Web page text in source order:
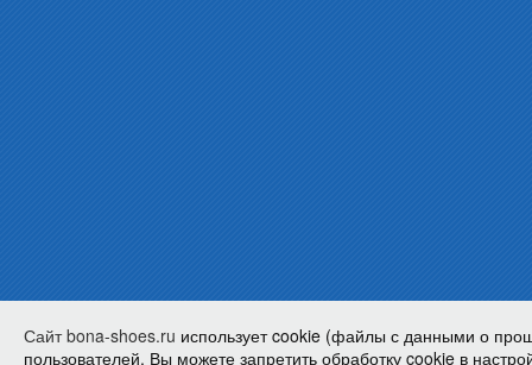
Сайт bona-shoes.ru использует cookie (файлы с данными о
пользователей. Вы можете запретить обработку cookie в